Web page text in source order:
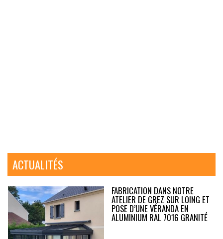
ACTUALITÉS
FABRICATION DANS NOTRE
ATELIER DE GREZ SUR LOING ET
POSE D’UNE VÉRANDA EN
ALUMINIUM RAL 7016 GRANITÉ